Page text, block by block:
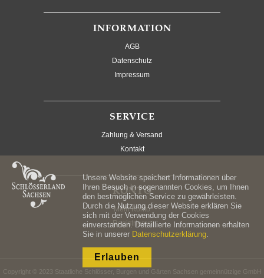
INFORMATION
AGB
Datenschutz
Impressum
SERVICE
Zahlung & Versand
Kontakt
KONTO
Mein Konto
Registrieren
Copyright © 2023 Staatliche Schlösser, Burgen und Gärten Sachsen gemeinnützige GmbH
Unsere Website speichert Informationen über
Ihren Besuch in sogenannten Cookies, um Ihnen
den bestmöglichen Service zu gewährleisten.
Durch die Nutzung dieser Website erklären Sie
sich mit der Verwendung der Cookies
einverstanden. Detaillierte Informationen erhalten
Sie in unserer Datenschutzerklärung
Erlauben